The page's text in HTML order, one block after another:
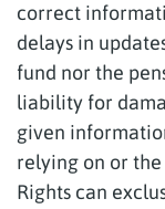
correct
delays in
fund nor the
liability for
given
relying on or
Rights can